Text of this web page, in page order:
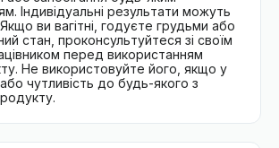
Індивідуальні результати можуть
Якщо ви вагітні, годуєте грудьми або
стан, проконсультуйтеся зі своїм
перед використанням
Не використовуйте його, якщо у
чутливість до будь-якого з